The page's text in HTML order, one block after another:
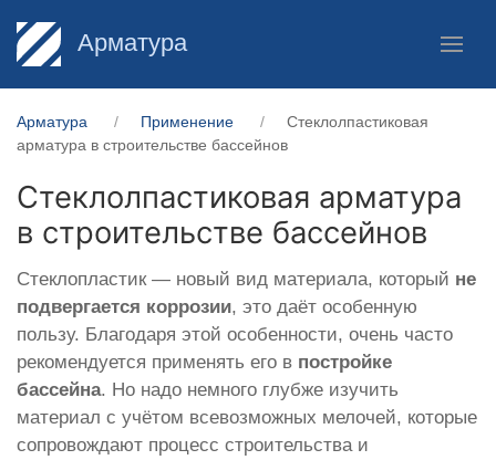
Арматура
Арматура Применение
Стеклолпастиковая
арматура в строительстве бассейнов
Стеклолпастиковая арматура
в строительстве бассейнов
Стеклопластик — новый вид материала, который не
подвергается коррозии, это даёт особенную
пользу. Благодаря этой особенности, очень часто
рекомендуется применять его в постройке
бассейна. Но надо немного глубже изучить
материал с учётом всевозможных мелочей, которые
сопровождают процесс строительства и